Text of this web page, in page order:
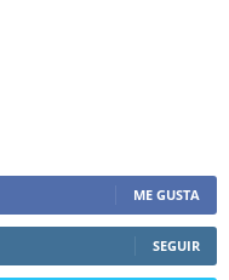
ME GUSTA
SEGUIR